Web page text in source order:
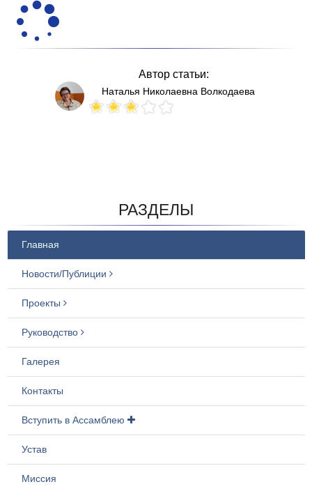
Автор статьи:
Наталья Николаевна Волкодаева
РАЗДЕЛЫ
Главная
Новости/Публиции
Проекты
Руководство
Галерея
Контакты
Вступить в Ассамблею
Устав
Миссия